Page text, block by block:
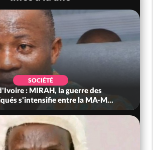
SOCIÉTÉ
: MIRAH, la guerre des
s'intensifie entre la MA-M...